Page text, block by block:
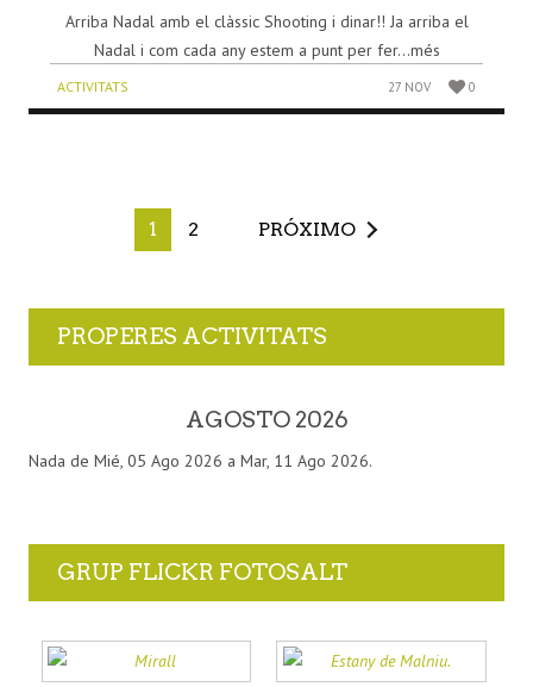
Arriba Nadal amb el clàssic Shooting i dinar!! Ja arriba el
Nadal i com cada any estem a punt per fer...més
ACTIVITATS 27 NOV 0
1 2 PRÓXIMO
PROPERES ACTIVITATS
AGOSTO 2026
Nada de Mié, 05 Ago 2026 a Mar, 11 Ago 2026.
GRUP FLICKR FOTOSALT